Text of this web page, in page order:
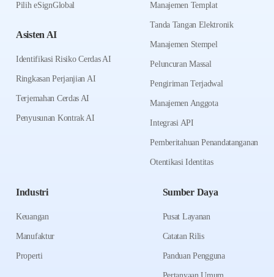
Pilih eSignGlobal
Asisten AI
Identifikasi Risiko Cerdas AI
Ringkasan Perjanjian AI
Terjemahan Cerdas AI
Penyusunan Kontrak AI
Manajemen Templat
Tanda Tangan Elektronik
Manajemen Stempel
Peluncuran Massal
Pengiriman Terjadwal
Manajemen Anggota
Integrasi API
Pemberitahuan Penandatanganan
Otentikasi Identitas
Industri
Keuangan
Manufaktur
Properti
Sumber Daya
Pusat Layanan
Catatan Rilis
Panduan Pengguna